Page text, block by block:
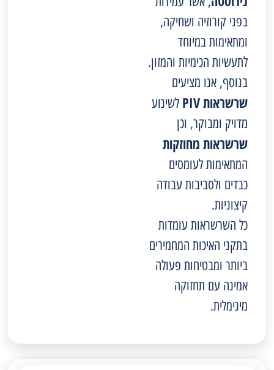
בפני קורוזיה ושחיקה,
ומתאימות במיוחד
לתעשיות הכימיות והמזון.
בנוסף, אנו מציעים
שרשראות PIV
לשינוע
מדויק ומבוקר, וכן
שרשראות מחוזקות
המתאימות לעומסים
כבדים ולסביבות עבודה
קיצוניות.
כל השרשראות עומדות
בתקני האיכות המחמירים
ביותר ומבטיחות פעולה
אמינה עם תחזוקה
מינימלית.